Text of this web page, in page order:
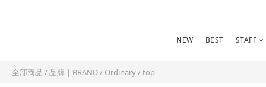
NEW BEST STAFF
全部商品 /品牌｜BRAND/ Ordinary/top